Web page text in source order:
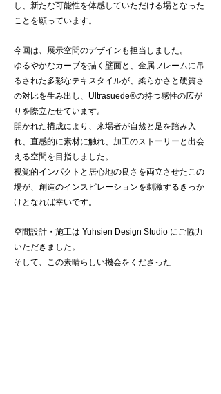
し、新たな可能性を体感していただける場となった
ことを願っています。
今回は、展示空間のデザインも担当しました。
ゆるやかなカーブを描く壁面と、金属フレームに吊
るされた多彩なテキスタイルが、柔らかさと硬質さ
の対比を生み出し、Ultrasuede®︎の持つ感性の広が
りを際立たせています。
開かれた構成により、来場者が自然と足を踏み入
れ、直感的に素材に触れ、加工のストーリーと出会
える空間を目指しました。
視覚的インパクトと居心地の良さを両立させたこの
場が、創造のインスピレーションを刺激するきっか
けとなれば幸いです。
空間設計・施工は Yuhsien Design Studio にご協力
いただきました。
そして、この素晴らしい機会をくださった